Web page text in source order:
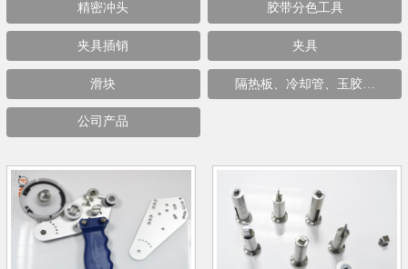
精密冲头 胶带分色工具
夹具插销 夹具
滑块 隔热板、冷却管、玉胶…
公司产品